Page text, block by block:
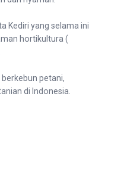
Kediri yang selama ini
hortikultura (
petani,
di Indonesia.